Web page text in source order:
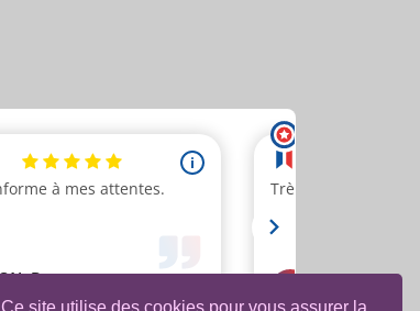
Ce site utilise des cookies pour vous assurer la